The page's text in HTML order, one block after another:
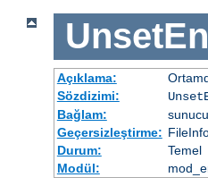
Açıklama:
Sözdizimi:
Bağlam:
Geçersizleştirme:
Durum:
Temel
Modül: